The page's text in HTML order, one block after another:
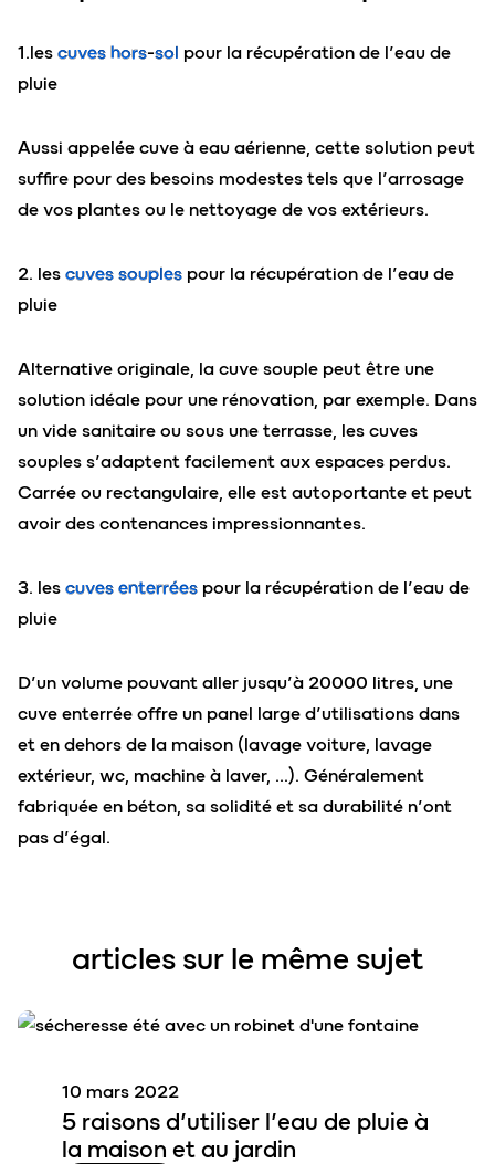
1.les cuves hors-sol pour la récupération de l’eau de
pluie
Aussi appelée cuve à eau aérienne, cette solution peut
suffire pour des besoins modestes tels que l’arrosage
de vos plantes ou le nettoyage de vos extérieurs.
2. les cuves souples pour la récupération de l’eau de
pluie
Alternative originale, la cuve souple peut être une
solution idéale pour une rénovation, par exemple. Dans
un vide sanitaire ou sous une terrasse, les cuves
souples s’adaptent facilement aux espaces perdus.
Carrée ou rectangulaire, elle est autoportante et peut
avoir des contenances impressionnantes.
3. les cuves enterrées pour la récupération de l’eau de
pluie
D’un volume pouvant aller jusqu’à 20000 litres, une
cuve enterrée offre un panel large d’utilisations dans
et en dehors de la maison (lavage voiture, lavage
extérieur, wc, machine à laver, …). Généralement
fabriquée en béton, sa solidité et sa durabilité n’ont
pas d’égal.
articles sur le même sujet
5 raisons d’utiliser l’eau de pluie à
la maison et au jardin
10 mars 2022